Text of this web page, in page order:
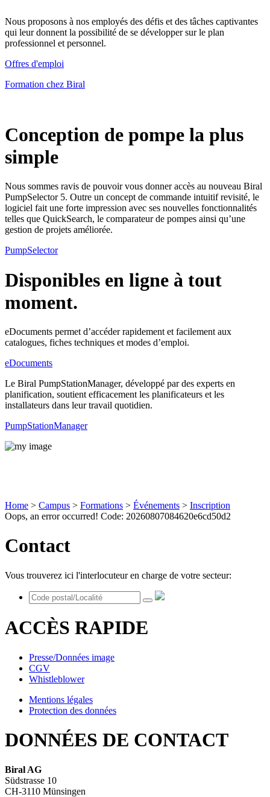
Nous proposons à nos employés des défis et des tâches captivantes
qui leur donnent la possibilité de se développer sur le plan
professionnel et personnel.
Offres d'emploi
Formation chez Biral
Conception de pompe la plus
simple
Nous sommes ravis de pouvoir vous donner accès au nouveau Biral
PumpSelector 5. Outre un concept de commande intuitif revisité, le
logiciel fait une forte impression avec ses nouvelles fonctionnalités
telles que QuickSearch, le comparateur de pompes ainsi qu’une
gestion de projets améliorée.
PumpSelector
Disponibles en ligne à tout
moment.
eDocuments permet d’accéder rapidement et facilement aux
catalogues, fiches techniques et modes d’emploi.
eDocuments
Le Biral PumpStationManager, développé par des experts en
planification, soutient efficacement les planificateurs et les
installateurs dans leur travail quotidien.
PumpStationManager
Home > Campus > Formations > Événements > Inscription
Oops, an error occurred! Code: 20260807084620e6cd50d2
Contact
Vous trouverez ici l'interlocuteur en charge de votre secteur:
ACCÈS RAPIDE
Presse/Données image
CGV
Whistleblower
Mentions légales
Protection des données
DONNÉES DE CONTACT
Biral AG
Südstrasse 10
CH-3110 Münsingen